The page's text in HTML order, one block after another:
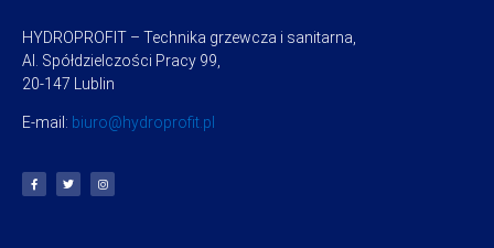
HYDROPROFIT – Technika grzewcza i sanitarna,
Al. Spółdzielczości Pracy 99,
20-147 Lublin
E-mail: biuro@hydroprofit.pl